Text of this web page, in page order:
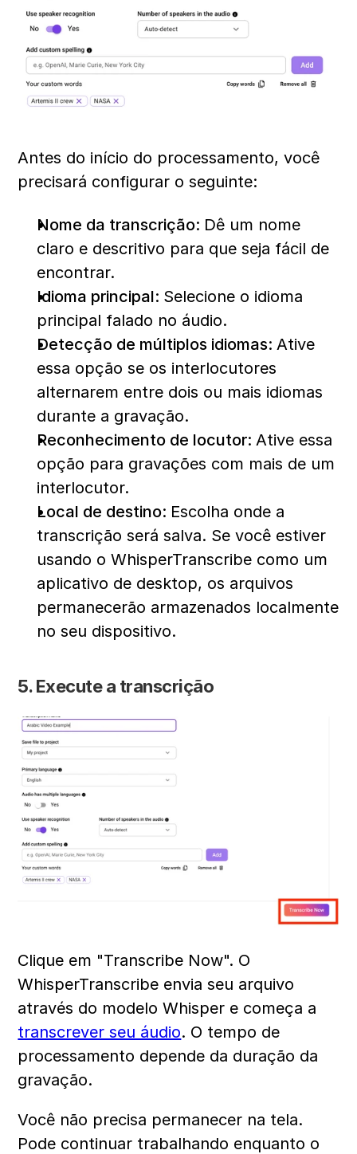
Antes do início do processamento, você
precisará configurar o seguinte:
Nome da transcrição: Dê um nome
claro e descritivo para que seja fácil de
encontrar.
Idioma principal: Selecione o idioma
principal falado no áudio.
Detecção de múltiplos idiomas: Ative
essa opção se os interlocutores
alternarem entre dois ou mais idiomas
durante a gravação.
Reconhecimento de locutor: Ative essa
opção para gravações com mais de um
interlocutor.
Local de destino: Escolha onde a
transcrição será salva. Se você estiver
usando o WhisperTranscribe como um
aplicativo de desktop, os arquivos
permanecerão armazenados localmente
no seu dispositivo.
5. Execute a transcrição
Clique em "Transcribe Now". O
WhisperTranscribe envia seu arquivo
transcrever seu áudio. O tempo de
processamento depende da duração da
gravação.
Você não precisa permanecer na tela.
Pode continuar trabalhando enquanto o